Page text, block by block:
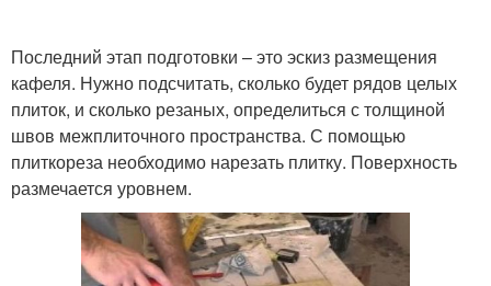
Последний этап подготовки – это эскиз размещения
кафеля. Нужно подсчитать, сколько будет рядов целых
плиток, и сколько резаных, определиться с толщиной
швов межплиточного пространства. С помощью
плиткореза необходимо нарезать плитку. Поверхность
размечается уровнем.